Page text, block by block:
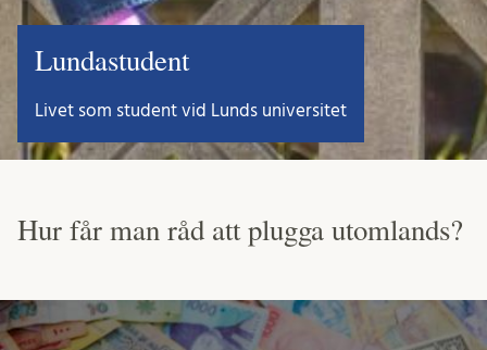
Lundastudent
Livet som student vid Lunds universitet
Hur får man råd att plugga utomlands?